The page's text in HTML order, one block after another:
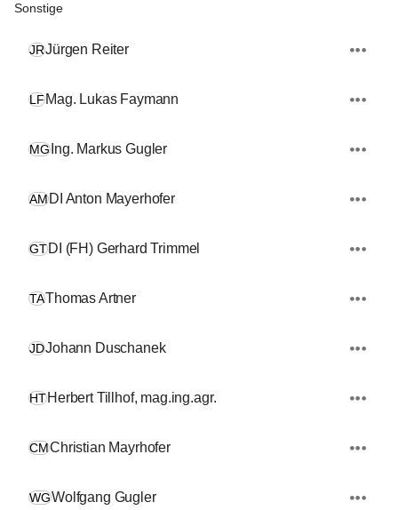
Sonstige
JRJürgen Reiter
LFMag. Lukas Faymann
MG Ing. Markus Gugler
AMDI Anton Mayerhofer
GTDI (FH) Gerhard Trimmel
TAThomas Artner
JDJohann Duschanek
HTHerbert Tillhof, mag.ing.agr.
CMChristian Mayrhofer
WGWolfgang Gugler